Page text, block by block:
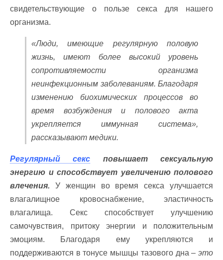
свидетельствующие о пользе секса для нашего
организма.
«Люди, имеющие регулярную половую
жизнь, имеют более высокий уровень
сопротивляемости организма
неинфекционным заболеваниям. Благодаря
изменению биохимических процессов во
время возбуждения и полового акта
укрепляется иммунная система»,
рассказывают медики.
Регулярный секс повышает сексуальную
энергию и способствует увеличению полового
влечения. У женщин во время секса улучшается
влагалищное кровоснабжение, эластичность
влагалища. Секс способствует улучшению
самочувствия, притоку энергии и положительным
эмоциям. Благодаря ему укрепляются и
поддерживаются в тонусе мышцы тазового дна – это